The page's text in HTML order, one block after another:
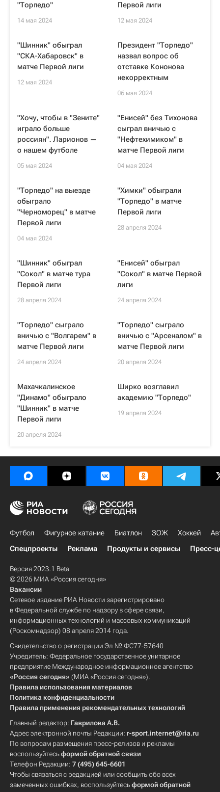
"Торпедо"
14 мая 2024
Первой лиги
12 мая 2024
"Шинник" обыграл
"СКА-Хабаровск" в
матче Первой лиги
12 мая 2024
Президент "Торпедо"
назвал вопрос об
отставке Кононова
некорректным
06 мая 2024
"Хочу, чтобы в "Зените"
играло больше
россиян". Ларионов —
о нашем футболе
05 мая 2024
"Енисей" без Тихонова
сыграл вничью с
"Нефтехимиком" в
матче Первой лиги
04 мая 2024
"Торпедо" на выезде
обыграло
"Черноморец" в матче
Первой лиги
04 мая 2024
"Химки" обыграли
"Торпедо" в матче
Первой лиги
28 апреля 2024
"Шинник" обыграл
"Сокол" в матче тура
Первой лиги
28 апреля 2024
"Енисей" обыграл
"Сокол" в матче Первой
лиги
24 апреля 2024
"Торпедо" сыграло
вничью с "Волгарем" в
матче Первой лиги
24 апреля 2024
"Торпедо" сыграло
вничью с "Арсеналом" в
матче Первой лиги
20 апреля 2024
Махачкалинское
"Динамо" обыграло
"Шинник" в матче
Первой лиги
20 апреля 2024
Ширко возглавил
академию "Торпедо"
19 апреля 2024
Футбол Фигурное катание Биатлон ЗОЖ Хоккей
Спецпроекты
Реклама Продукты и сервисы Пресс-
Версия 2023.1 Beta
© 2026 МИА «Россия сегодня»
Вакансии
Сетевое издание РИА Новости зарегистрировано
в Федеральной службе по надзору в сфере связи,
информационных технологий и массовых коммуникаций
(Роскомнадзор) 08 апреля 2014 года.
Свидетельство о регистрации Эл № ФС77-57640
Учредитель: Федеральное государственное унитарное
предприятие Международное информационное агентство
«Россия сегодня» (МИА «Россия сегодня»).
Правила использования материалов
Политика конфиденциальности
Правила применения рекомендательных технологий
Главный редактор: Гаврилова А.В.
Адрес электронной почты Редакции: r-sport.internet@ria.ru
По вопросам размещения пресс-релизов и рекламы
воспользуйтесьформой обратной связи
Телефон Редакции: 7 (495) 645-6601
Чтобы связаться с редакцией или сообщить обо всех
замеченных ошибках, воспользуйтесьформой обратной